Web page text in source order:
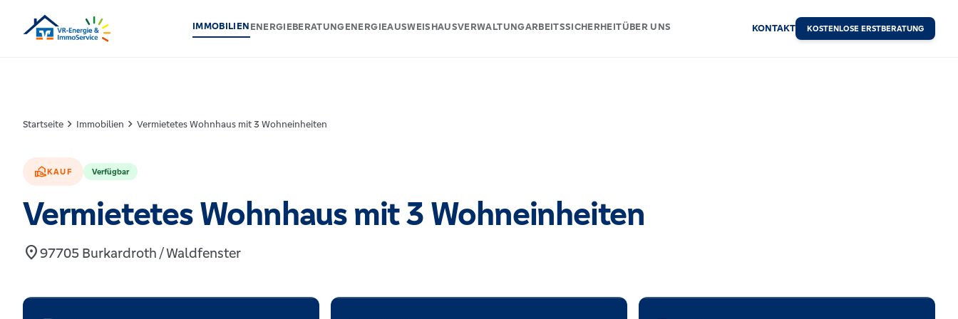
IMMOBILIENENERGIEBERATUNGENERGIEAUSWEISHAUSVERWALTUNGARBEITSSICHERHEITÜBER UNS KONTAKT KOSTENLOSE ERSTBERATUNG
Startseite chevron_right Immobilien chevron_right Vermietetes Wohnhaus mit 3 Wohneinheiten
real_estate_agentKAUF Verfügbar
Vermietetes Wohnhaus mit 3 Wohneinheiten
location_on97705 Burkardroth / Waldfenster